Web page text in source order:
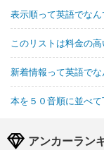
表示順って英語でなん
このリストは料金の
新着情報って英語で
本を５０音順に並べ
アンカーラン